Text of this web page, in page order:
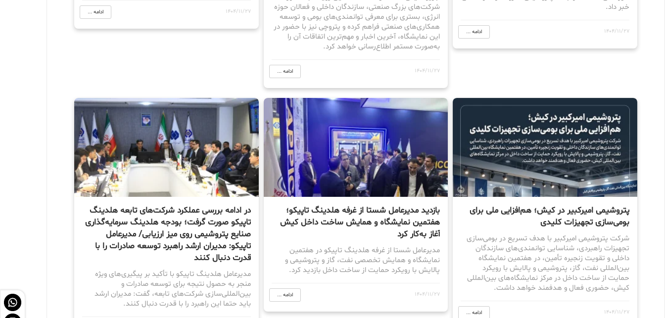
خبر داد.
1404/11/27 ادامه ...
شرکت‌های بزرگ صنعتی، سازندگان داخلی و فعالان حوزه
انرژی، بستری برای معرفی توانمندی‌های بومی و توسعه
همکاری‌های صنعتی فراهم کرده و پتروچی نیز با حضور در
این نمایشگاه، آخرین اخبار و مهم‌ترین اتفاقات آن را
به‌صورت مستمر اطلاع‌رسانی خواهد کرد.
1404/11/27 ادامه ...
1404/11/27 ادامه ...
پتروشیمی امیرکبیر در کیش؛ هم‌افزایی ملی برای
بومی‌سازی تجهیزات کلیدی
شرکت پتروشیمی امیرکبیر با هدف تسریع در بومی‌سازی
تجهیزات راهبردی، شناسایی توانمندی‌های سازندگان
داخلی و تقویت زنجیره تأمین، در هفتمین نمایشگاه
بین‌المللی نفت، گاز، پتروشیمی و پالایش با رویکرد
حمایت از ساخت داخل در مرکز نمایشگاه‌های بین‌المللی
کیش، حضوری فعال و هدفمند خواهد داشت.
1404/11/27 ادامه ...
بازدید مدیرعامل شستا از غرفه هلدینگ تاپیکو؛
هفتمین نمایشگاه و همایش ساخت داخل کیش
آغاز به‌کار کرد
مدیرعامل شستا از غرفه هلدینگ تاپیکو در هفتمین
نمایشگاه و همایش تخصصی نفت، گاز و پتروشیمی و
پالایش با رویکرد حمایت از ساخت داخل بازدید کرد.
1404/11/27 ادامه ...
در ادامه بررسی عملکرد شرکت‌های تابعه هلدینگ
تاپیکو صورت گرفت؛ بودجه هلدینگ سرمایه‌گذاری
صنایع پتروشیمی روی میز ارزیابی/ مدیرعامل
تاپیکو: مدیران ارشد راهبرد توسعه صادرات را با
قدرت دنبال کنند
مدیرعامل هلدینگ تاپیکو با تأکید بر پیگیری‌های ویژه
منجر به حصول نتیجه برای توسعه صادرات و
بین‌المللی‌سازی شرکت‌های تابعه، گفت: مدیران ارشد
باید حتما این راهبرد را با قدرت دنبال کنند.